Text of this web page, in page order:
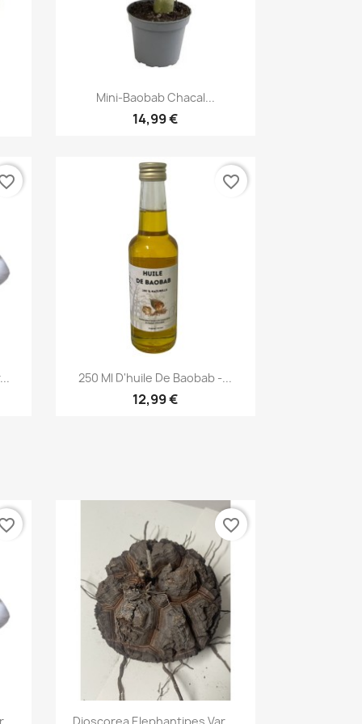
 Aperçu rapide
Mini-Baobab Chacal...
14,99 €
Aperçu rapide
250 Ml D'huile De Baobab -...
12,99 €
favorite_border
Aperçu rapide
favorite_border